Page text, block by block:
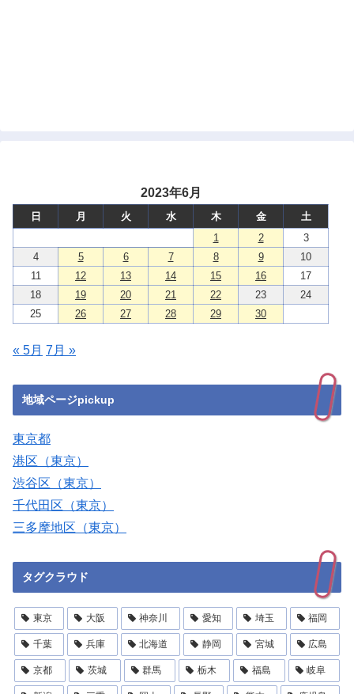
2023年6月
日 月 火 水 木 金
土
1
2
3
4
5 6 7 8 9
10
11
12 13 14 15 16
17
18
19 20 21 22 23
24
25
26 27 28 29 30
« 5月 7月 »
地域ページpickup
東京都
港区（東京）
渋谷区（東京）
千代田区（東京）
三多摩地区（東京）
タグクラウド
東京 大阪 神奈川 愛知 埼玉 福岡
千葉 兵庫 北海道 静岡 宮城 広島
京都 茨城 群馬 栃木 福島 岐阜